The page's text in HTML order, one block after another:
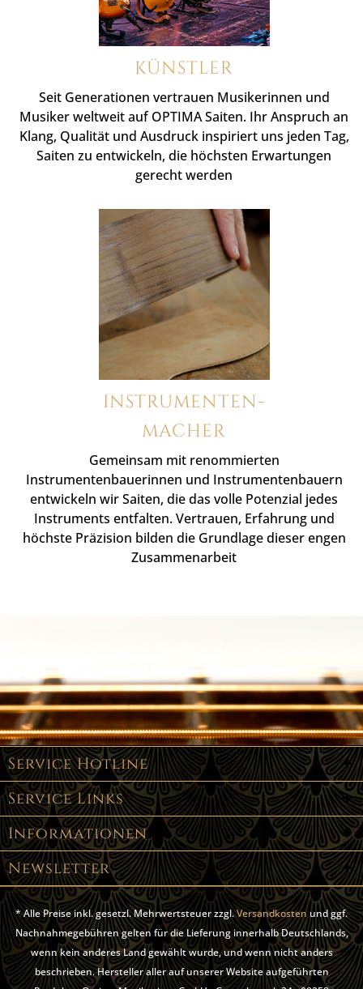
KÜNSTLER
Seit Generationen vertrauen Musikerinnen und
Musiker weltweit auf OPTIMA Saiten. Ihr Anspruch an
Klang, Qualität und Ausdruck inspiriert uns jeden Tag,
Saiten zu entwickeln, die höchsten Erwartungen
gerecht werden
INSTRUMENTEN-
MACHER
Gemeinsam mit renommierten
Instrumentenbauerinnen und Instrumentenbauern
entwickeln wir Saiten, die das volle Potenzial jedes
Instruments entfalten. Vertrauen, Erfahrung und
höchste Präzision bilden die Grundlage dieser engen
Zusammenarbeit
Service Hotline
Service Links
Informationen
Newsletter
* Alle Preise inkl. gesetzl. Mehrwertsteuer zzgl.Versandkostenund ggf.
Nachnahmegebühren gelten für die Lieferung innerhalb Deutschlands,
wenn kein anderes Land gewählt wurde, und wenn nicht anders
beschrieben. Hersteller aller auf unserer Website aufgeführten